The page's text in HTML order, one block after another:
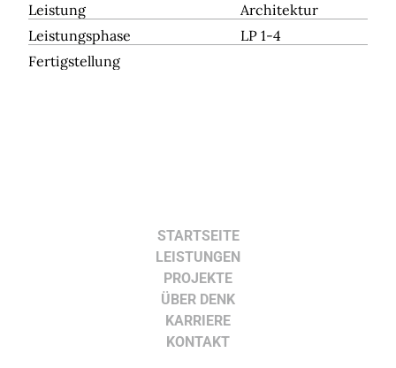
Leistung
Architektur
Leistungsphase
LP 1-4
Fertigstellung
STARTSEITE
LEISTUNGEN
PROJEKTE
ÜBER DENK
KARRIERE
KONTAKT